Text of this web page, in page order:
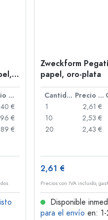
Precio por unidad
€
€
€
Zweckform
papel, oro-plata
Cantidad Precio por unidad
1
2,61 €
10
2,53 €
20
2,43 €
2,61 €
Precios con IVA incluido,
Disponible
para el envío en: